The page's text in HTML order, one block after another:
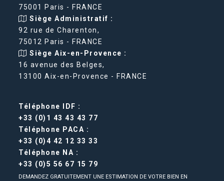
75001 Paris - FRANCE
Siège Administratif :
92 rue de Charenton,
75012 Paris - FRANCE
Siège Aix-en-Provence :
16 avenue des Belges,
13100 Aix-en-Provence - FRANCE
Téléphone IDF :
+33 (0)1 43 43 43 77
Téléphone PACA :
+33 (0)4 42 12 33 33
Téléphone NA :
+33 (0)5 56 67 15 79
DEMANDEZ GRATUITEMENT UNE ESTIMATION DE VOTRE BIEN EN